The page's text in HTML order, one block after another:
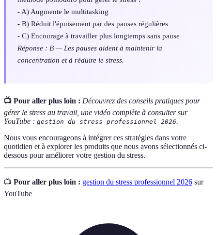
- A) Augmente le multitasking
- B) Réduit l'épuisement par des pauses régulières
- C) Encourage à travailler plus longtemps sans pause
Réponse : B — Les pauses aident à maintenir la
concentration et à réduire le stress.
📺 Pour aller plus loin : Découvrez des conseils pratiques pour
gérer le stress au travail, une vidéo complète à consulter sur
YouTube : gestion du stress professionnel 2026.
Nous vous encourageons à intégrer ces stratégies dans votre
quotidien et à explorer les produits que nous avons sélectionnés ci-
dessous pour améliorer votre gestion du stress.
📺 Pour aller plus loin : gestion du stress professionnel 2026 sur
YouTube